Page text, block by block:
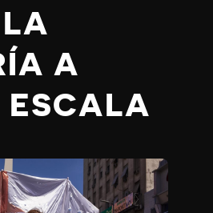
A
ESCALA